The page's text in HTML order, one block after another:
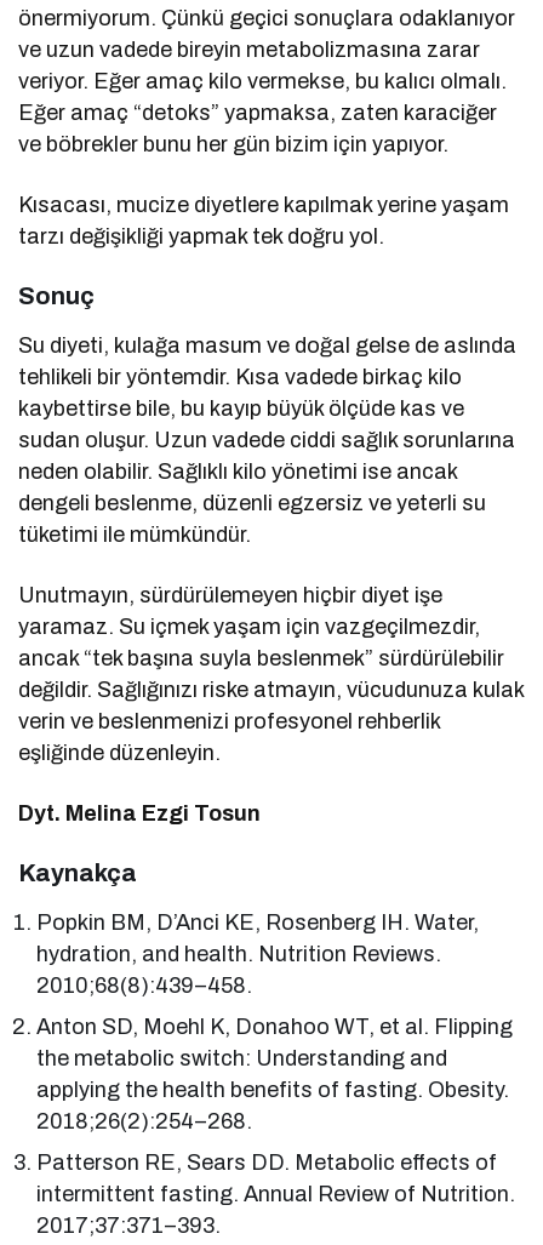
önermiyorum. Çünkü geçici sonuçlara odaklanıyor
ve uzun vadede bireyin metabolizmasına zarar
veriyor. Eğer amaç kilo vermekse, bu kalıcı olmalı.
Eğer amaç “detoks” yapmaksa, zaten karaciğer
ve böbrekler bunu her gün bizim için yapıyor.
Kısacası, mucize diyetlere kapılmak yerine yaşam
tarzı değişikliği yapmak tek doğru yol.
Sonuç
Su diyeti, kulağa masum ve doğal gelse de aslında
tehlikeli bir yöntemdir. Kısa vadede birkaç kilo
kaybettirse bile, bu kayıp büyük ölçüde kas ve
sudan oluşur. Uzun vadede ciddi sağlık sorunlarına
neden olabilir. Sağlıklı kilo yönetimi ise ancak
dengeli beslenme, düzenli egzersiz ve yeterli su
tüketimi ile mümkündür.
Unutmayın, sürdürülemeyen hiçbir diyet işe
yaramaz. Su içmek yaşam için vazgeçilmezdir,
ancak “tek başına suyla beslenmek” sürdürülebilir
değildir. Sağlığınızı riske atmayın, vücudunuza kulak
verin ve beslenmenizi profesyonel rehberlik
eşliğinde düzenleyin.
Dyt. Melina Ezgi Tosun
Kaynakça
Popkin BM, D’Anci KE, Rosenberg IH. Water,
hydration, and health. Nutrition Reviews.
2010;68(8):439–458.
Anton SD, Moehl K, Donahoo WT, et al. Flipping
the metabolic switch: Understanding and
applying the health benefits of fasting. Obesity.
2018;26(2):254–268.
Patterson RE, Sears DD. Metabolic effects of
intermittent fasting. Annual Review of Nutrition.
2017;37:371–393.